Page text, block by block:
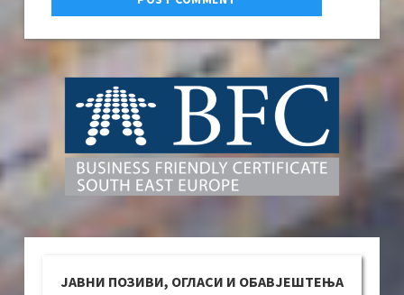
ЈАВНИ ПОЗИВИ, ОГЛАСИ И ОБАВЈЕШТЕЊА